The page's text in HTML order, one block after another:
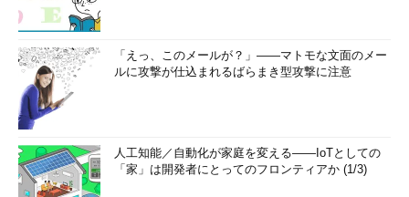
「えっ、このメールが？」――マトモな文面のメー
ルに攻撃が仕込まれるばらまき型攻撃に注意
人工知能／自動化が家庭を変える――IoTとしての
「家」は開発者にとってのフロンティアか (1/3)